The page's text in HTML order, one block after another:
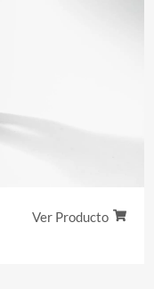
Ver Producto